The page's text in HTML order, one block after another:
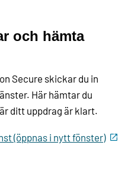
och hämta
Secure skickar du in
Här hämtar du
ditt uppdrag är klart.
(öppnas i nytt fönster)